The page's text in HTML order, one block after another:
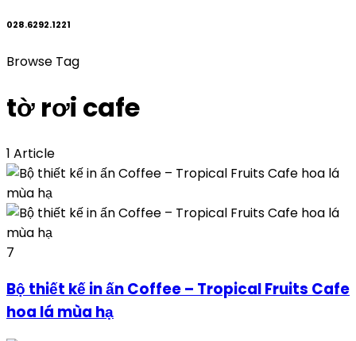
028.6292.1221
Browse Tag
tờ rơi cafe
1 Article
7
Bộ thiết kế in ấn Coffee – Tropical Fruits Cafe
hoa lá mùa hạ